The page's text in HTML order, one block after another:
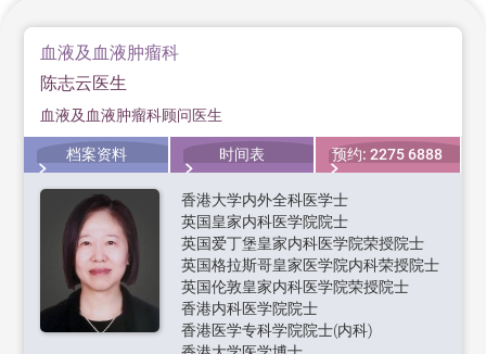
血液及血液肿瘤科
陈志云医生
血液及血液肿瘤科顾问医生
档案资料 时间表 预约: 2275 6888
香港大学内外全科医学士
英国皇家内科医学院院士
英国爱丁堡皇家内科医学院荣授院士
英国格拉斯哥皇家医学院内科荣授院士
英国伦敦皇家内科医学院荣授院士
香港内科医学院院士
香港医学专科学院院士(内科)